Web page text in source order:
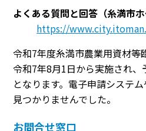
よくある質問と回答（糸満市ホ
https://
令和7年度糸満市農業用資材等
令和7年8月1日から実施され
となります。電子申請システ
見つかりませんでした。
お問合せ窓口